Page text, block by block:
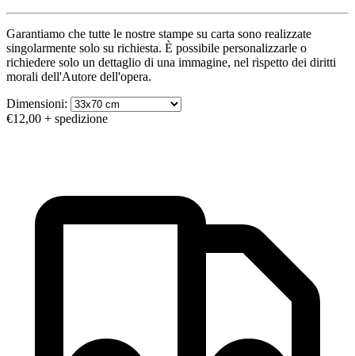
Garantiamo che tutte le nostre stampe su carta sono realizzate
singolarmente solo su richiesta. È possibile personalizzarle o
richiedere solo un dettaglio di una immagine, nel rispetto dei diritti
morali dell'Autore dell'opera.
Dimensioni:
€12,00 + spedizione